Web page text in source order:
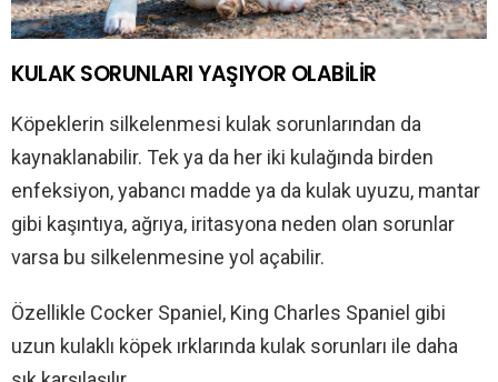
KULAK SORUNLARI YAŞIYOR OLABİLİR
Köpeklerin silkelenmesi kulak sorunlarından da
kaynaklanabilir. Tek ya da her iki kulağında birden
enfeksiyon, yabancı madde ya da kulak uyuzu, mantar
gibi kaşıntıya, ağrıya, iritasyona neden olan sorunlar
varsa bu silkelenmesine yol açabilir.
Özellikle Cocker Spaniel, King Charles Spaniel gibi
uzun kulaklı köpek ırklarında kulak sorunları ile daha